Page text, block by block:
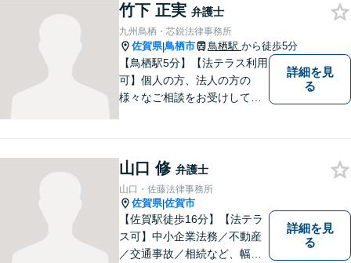
相続など、幅広い困りごとに
対応可能！【完全個室で対
応】
竹下 正実 弁護士
九州鳥栖・芯鋭法律事務所
佐賀県|鳥栖市 鳥栖駅 から徒歩5分
【鳥栖駅5分】【法テラス利用
可】個人の方、法人の方の
様々なご相談をお受けしてお
案いたします。【債務整理・
残業代請求については初回面
談無料】【土日祝・夜間相談
可】
詳細を見
る
山口 修 弁護士
山口・佐藤法律事務所
佐賀県|佐賀市
【佐賀駅徒歩16分】【法テラ
ス可】中小企業法務／不動産
／交通事故／相続など、幅広
詳細を見
る